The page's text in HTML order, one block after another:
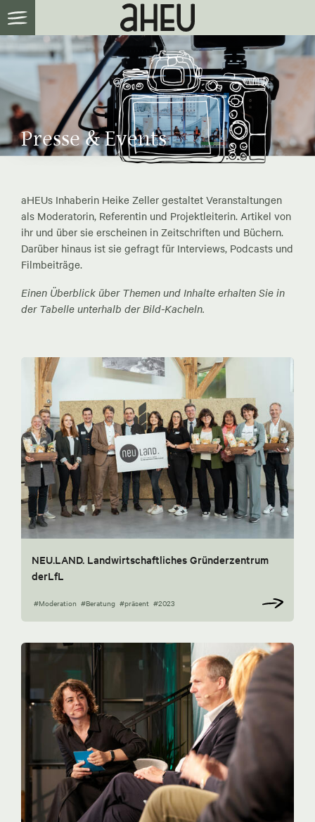
Presse & Events
aHEUs Inhaberin Heike Zeller gestaltet Veranstaltungen
als Moderatorin, Referentin und Projektleiterin. Artikel von
ihr und über sie erscheinen in Zeitschriften und Büchern.
Darüber hinaus ist sie gefragt für Interviews, Podcasts und
Filmbeiträge.
Einen Überblick über Themen und Inhalte erhalten Sie in
der Tabelle unterhalb der Bild-Kacheln.
NEU.LAND. Landwirtschaftliches Gründerzentrum
derLfL
#Moderation #Beratung #präsent #2023